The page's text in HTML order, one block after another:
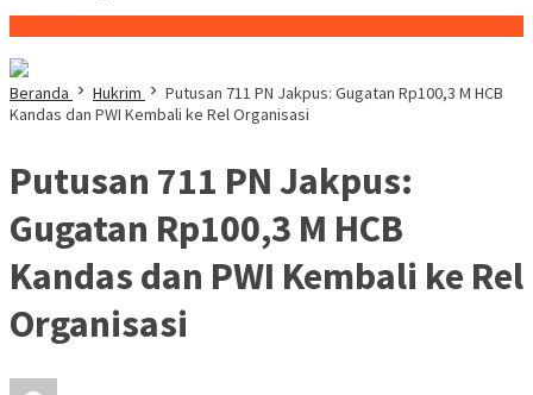
Beranda Hukrim
Putusan 711 PN Jakpus: Gugatan Rp100,3 M HCB
Kandas dan PWI Kembali ke Rel Organisasi
Putusan 711 PN Jakpus:
Gugatan Rp100,3 M HCB
Kandas dan PWI Kembali ke Rel
Organisasi